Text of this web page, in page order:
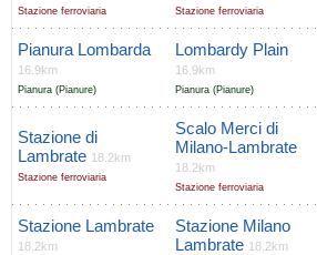
Stazione ferroviaria Stazione ferroviaria
Pianura Lombarda
16.9km
Pianura (Pianure)
Lombardy Plain
16.9km
Pianura (Pianure)
Stazione di
Lambrate 18.2km
Stazione ferroviaria
Scalo Merci di
Milano-Lambrate
18.2km
Stazione ferroviaria
Stazione Lambrate
18.2km
Stazione Milano
Lambrate 18.2km